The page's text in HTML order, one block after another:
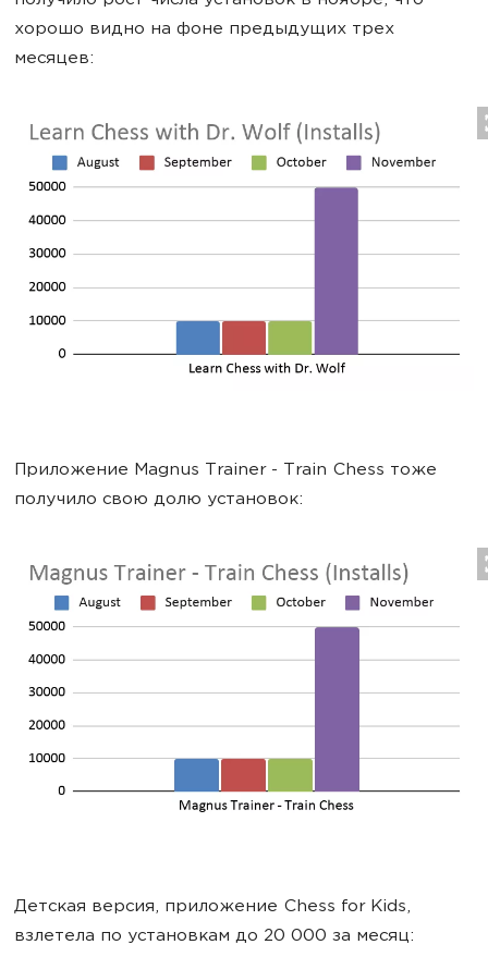
хорошо видно на фоне предыдущих трех
месяцев:
Приложение Magnus Trainer - Train Chess тоже
получило свою долю установок:
Детская версия, приложение Chess for Kids,
взлетела по установкам до 20 000 за месяц: